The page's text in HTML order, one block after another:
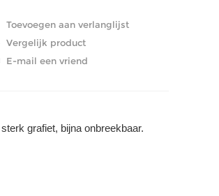
grafiet, bijna onbreekbaar.